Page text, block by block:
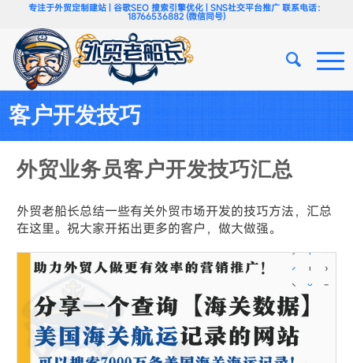
专注于外贸定制建站 | 谷歌SEO 搜索引擎优化 | SNS社交平台推广 联系电话：
18766536882 (微信同号)
客户开发技巧
外贸业务员客户开发技巧汇总
外贸老船长总结一些有关外贸市场开发的技巧方法，汇总
在这里。祝大家开拓出更多的客户，做大做强。